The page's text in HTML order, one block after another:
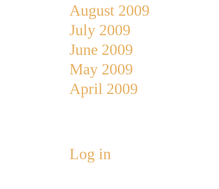
August 2009
July 2009
June 2009
May 2009
April 2009
Log in